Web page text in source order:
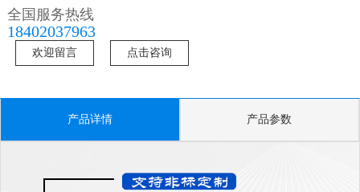
全国服务热线
18402037963
欢迎留言 点击咨询
产品详情 产品参数